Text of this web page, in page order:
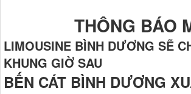
THÔNG BÁO
LIMOUSINE BÌNH DƯƠNG SẼ
KHUNG GIỜ SAU
BẾN CÁT BÌNH DƯƠNG